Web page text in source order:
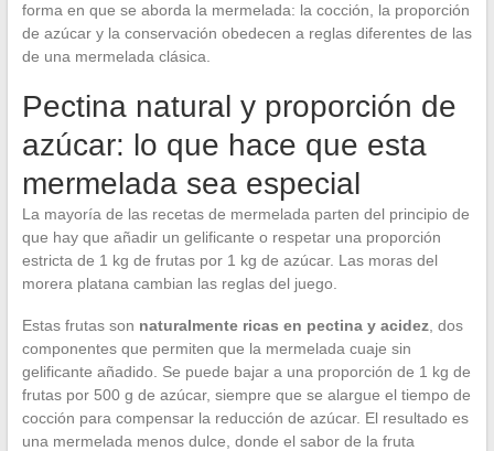
forma en que se aborda la mermelada: la cocción, la proporción
de azúcar y la conservación obedecen a reglas diferentes de las
de una mermelada clásica.
Pectina natural y proporción de
azúcar: lo que hace que esta
mermelada sea especial
La mayoría de las recetas de mermelada parten del principio de
que hay que añadir un gelificante o respetar una proporción
estricta de 1 kg de frutas por 1 kg de azúcar. Las moras del
morera platana cambian las reglas del juego.
Estas frutas son naturalmente ricas en pectina y acidez, dos
componentes que permiten que la mermelada cuaje sin
gelificante añadido. Se puede bajar a una proporción de 1 kg de
frutas por 500 g de azúcar, siempre que se alargue el tiempo de
cocción para compensar la reducción de azúcar. El resultado es
una mermelada menos dulce, donde el sabor de la fruta